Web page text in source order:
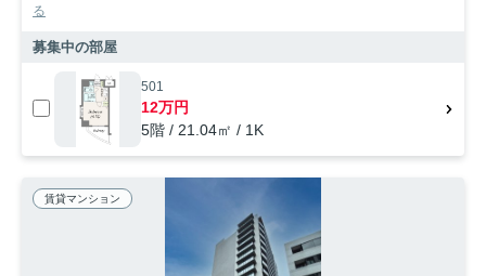
る
募集中の部屋
501
12万円
5階 / 21.04㎡ / 1K
賃貸マンション